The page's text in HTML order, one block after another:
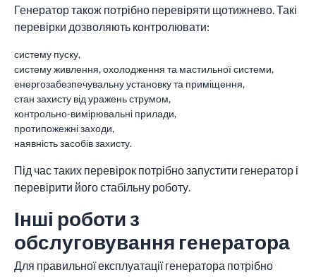
Генератор також потрібно перевіряти щотижнево. Такі
перевірки дозволяють контролювати:
систему пуску,
систему живлення, охолодження та мастильної системи,
енергозабезпечувальну установку та приміщення,
стан захисту від уражень струмом,
контрольно-вимірювальні прилади,
протипожежні заходи,
наявність засобів захисту.
Під час таких перевірок потрібно запустити генератор і
перевірити його стабільну роботу.
Інші роботи з
обслуговування генератора
Для правильної експлуатації генератора потрібно